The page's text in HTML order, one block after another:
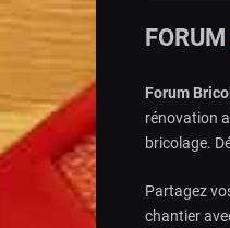
FORUM
Forum
rénovation
bricolage.
Partagez
chantier